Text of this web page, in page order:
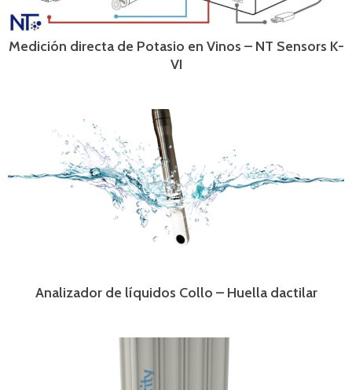
Medición directa de Potasio en Vinos – NT Sensors K-
VI
Analizador de líquidos Collo – Huella dactilar